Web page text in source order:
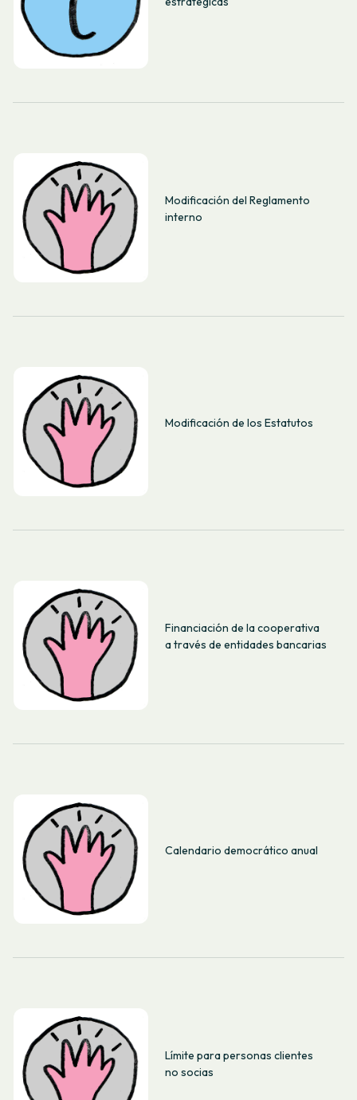
Modificación del Reglamento
interno
Modificación de los Estatutos
Financiación de la cooperativa
a través de entidades bancarias
Calendario democrático anual
Límite para personas clientes
no socias